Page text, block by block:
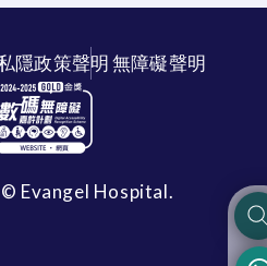
隱政策聲明無障礙聲明
Evangel Hospital.